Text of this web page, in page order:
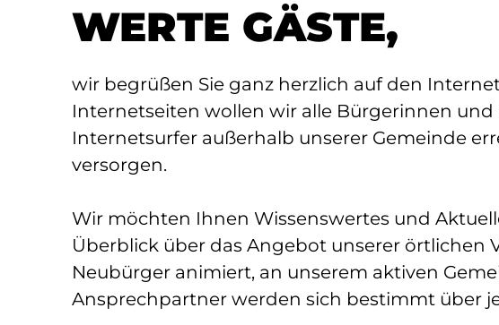
WERTE GÄSTE,
wir begrüßen Sie ganz herzlich auf den
Internetseiten wollen wir alle Bürgerinnen
Internetsurfer außerhalb unserer Gemeinde
versorgen.
Wir möchten Ihnen Wissenswertes und
Überblick über das Angebot unserer örtlichen
Neubürger animiert, an unserem aktiven
Ansprechpartner werden sich bestimmt über